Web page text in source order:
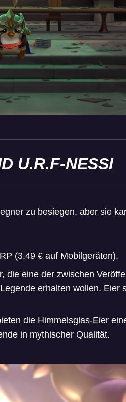
U.R.F-NESSI
zu besiegen, aber sie
(3,49 € auf Mobilgeräten).
die eine der zwischen
erhalten wollen. Eier
die Himmelsglas-Eier
in mythischer Qualität.